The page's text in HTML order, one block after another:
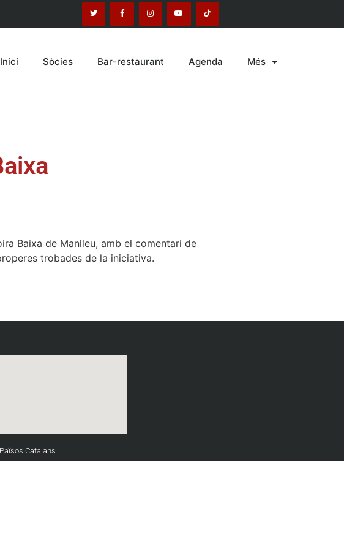
Inici Sòcies Bar-restaurant Agenda Més
Baixa de Manlleu, amb el comentari de
trobades de la iniciativa.
Catalans.